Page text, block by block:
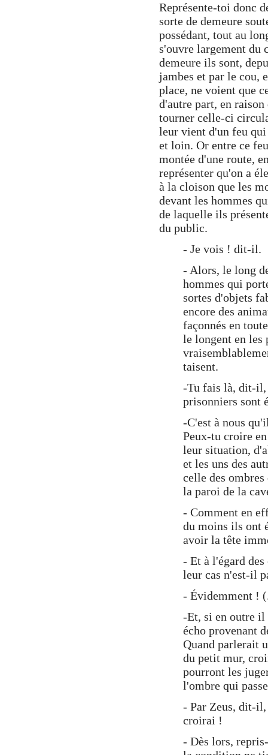
Représente-toi donc
sorte de demeure
possédant, tout au
s'ouvre largement du
demeure ils sont,
jambes et par le cou,
place, ne voient que
d'autre part, en
tourner celle-ci
leur vient d'un feu
et loin. Or entre ce
montée d'une route,
représenter qu'on a
à la cloison que les
devant les hommes
de laquelle ils
du public.
- Je vois ! dit-il.
- Alors, le long
hommes qui
sortes d'objets
encore des
façonnés en
le longent en les
taisent.
-Tu fais là, dit-il,
prisonniers sont
-C'est à nous
Peux-tu croire
leur situation,
et les uns des
celle des
la paroi de la
- Comment en
du moins ils ont
avoir la tête
- Et à l'égard
leur cas n'est-il
- Évidemment !
-Et, si en outre il
écho provenant
Quand parlerait
du petit mur,
pourront les
l'ombre qui
- Par Zeus, dit-
croirai !
- Dès lors,